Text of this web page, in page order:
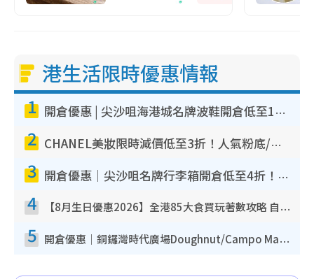
港生活限時優惠情報
1 開倉優惠 | 尖沙咀海港城名牌波鞋開倉低至1折！On鞋$899起／Joy&Peace鞋履$98起
2 CHANEL美妝限時減價低至3折！人氣粉底/唇膏/精華液低至$275！COCO香水都有平
3 開倉優惠｜尖沙咀名牌行李箱開倉低至4折！一連5日 American Tourister/ace./Hallmark $200起！
4 【8月生日優惠2026】全港85大食買玩著數攻略 自助餐/火鍋放題同行免費＋誠品/DONKI送現金券
5 開倉優惠｜銅鑼灣時代廣場Doughnut/Campo Marzio開倉低至1折！背囊、書包、手袋劈價$200起